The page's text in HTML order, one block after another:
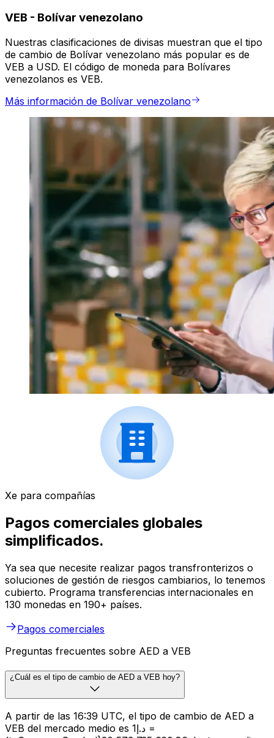
VEB - Bolívar venezolano
Nuestras clasificaciones de divisas muestran que el tipo
de cambio de Bolívar venezolano más popular es de
VEB a USD. El código de moneda para Bolívares
venezolanos es VEB.
Más información de Bolívar venezolano
Xe para compañías
Pagos comerciales globales
simplificados.
Ya sea que necesite realizar pagos transfronterizos o
soluciones de gestión de riesgos cambiarios, lo tenemos
cubierto. Programa transferencias internacionales en
130 monedas en 190+ países.
Pagos comerciales
Preguntas frecuentes sobre AED a VEB
¿Cuál es el tipo de cambio de AED a VEB hoy?
A partir de las 16:39 UTC, el tipo de cambio de AED a
VEB del mercado medio es د.إ1 =